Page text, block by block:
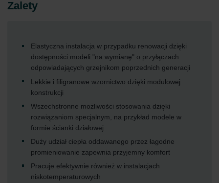
Zalety
Elastyczna instalacja w przypadku renowacji dzięki
dostępności modeli "na wymianę" o przyłączach
odpowiadających grzejnikom poprzednich generacji
Lekkie i filigranowe wzornictwo dzięki modułowej
konstrukcji
Wszechstronne możliwości stosowania dzięki
rozwiązaniom specjalnym, na przykład modele w
formie ścianki działowej
Duży udział ciepła oddawanego przez łagodne
promieniowanie zapewnia przyjemny komfort
Pracuje efektywnie również w instalacjach
niskotemperaturowych